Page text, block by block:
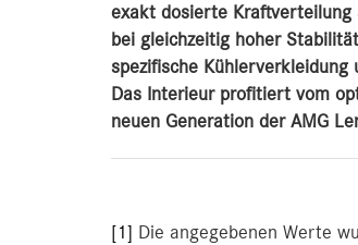
exakt dosierte Kraftverteilung
bei gleichzeitig hoher
spezifische
Das Interieur profitiert vom
neuen Generation der AMG
[1] Die angegebenen Werte